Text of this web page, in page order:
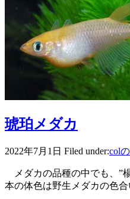
琥珀メダカ
2022年7月1日 Filed under:col
メダカの品種の中でも、”
本の体色は野生メダカの色